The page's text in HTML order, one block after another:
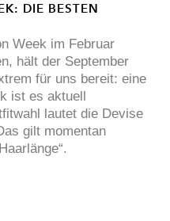
DIE BESTEN
Week im Februar
hält der September
für uns bereit: eine
ist es aktuell
lautet die Devise
gilt momentan